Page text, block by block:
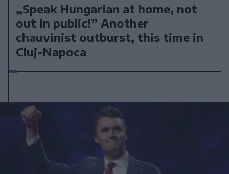
„Speak Hungarian at home, not
out in public!” Another
chauvinist outburst, this time in
Cluj-Napoca